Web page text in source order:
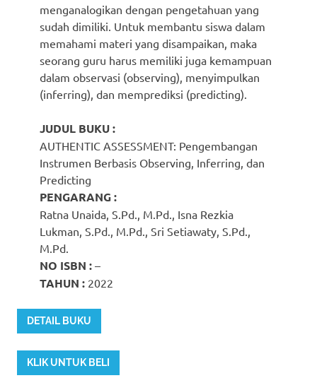
menganalogikan dengan pengetahuan yang
sudah dimiliki. Untuk membantu siswa dalam
memahami materi yang disampaikan, maka
seorang guru harus memiliki juga kemampuan
dalam observasi (observing), menyimpulkan
(inferring), dan memprediksi (predicting).
JUDUL BUKU :
AUTHENTIC ASSESSMENT: Pengembangan
Instrumen Berbasis Observing, Inferring, dan
Predicting
PENGARANG :
Ratna Unaida, S.Pd., M.Pd., Isna Rezkia
Lukman, S.Pd., M.Pd., Sri Setiawaty, S.Pd.,
M.Pd.
NO ISBN : –
TAHUN : 2022
DETAIL BUKU
KLIK UNTUK BELI